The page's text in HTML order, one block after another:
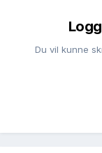
Du vil kunne